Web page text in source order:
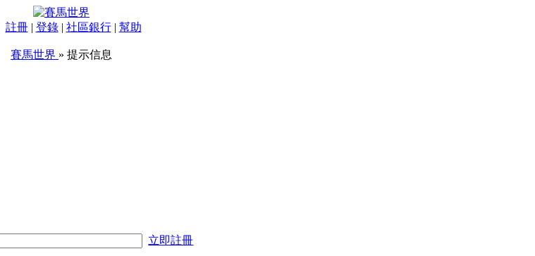
註冊| 登錄| 社區銀行| 幫助
賽馬世界 » 提示信息
立即註冊